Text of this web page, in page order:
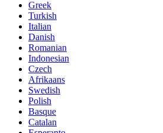
Greek
Turkish
Italian
Danish
Romanian
Indonesian
Czech
Afrikaans
Swedish
Polish
Basque
Catalan